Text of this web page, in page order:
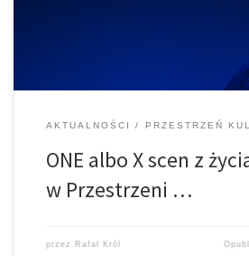
AKTUALNOŚCI PRZESTRZEŃ
ONE albo X scen z
w Przestrzeni …
przez Rafał Król